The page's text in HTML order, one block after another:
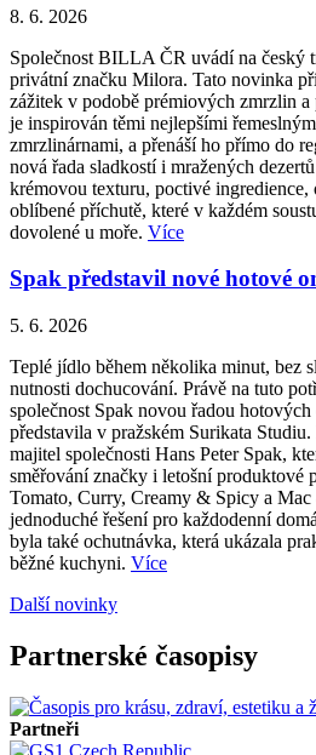
8. 6. 2026
Společnost BILLA ČR uvádí na český
privátní značku Milora. Tato novinka
zážitek v podobě prémiových zmrzlin
je inspirován těmi nejlepšími
zmrzlinárnami, a přenáší ho přímo do
nová řada sladkostí i mražených
krémovou texturu, poctivé ingredience,
oblíbené příchutě, které v každém
dovolené u moře. Více
Spak představil nové hotové
5. 6. 2026
Teplé jídlo během několika minut, bez
nutnosti dochucování. Právě na tuto
společnost Spak novou řadou
představila v pražském Surikata
majitel společnosti Hans Peter Spak,
směřování značky i letošní produktové
Tomato, Curry, Creamy & Spicy a
jednoduché řešení pro každodenní
byla také ochutnávka, která ukázala
běžné kuchyni. Více
Další novinky
Partnerské časopisy
Partneři